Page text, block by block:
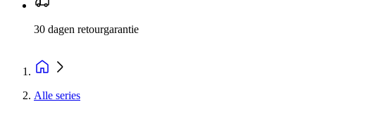
30 dagen retourgarantie
Alle series